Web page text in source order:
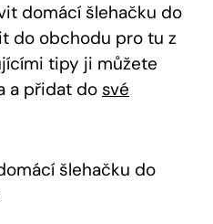
domácí šlehačku do
do obchodu pro tu z
tipy ji můžete
a přidat do své
šlehačku do